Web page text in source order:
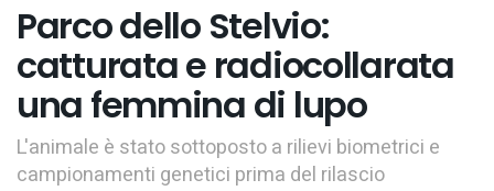
Parco dello Stelvio:
catturata e radiocollarata
una femmina di lupo
L'animale è stato sottoposto a rilievi biometrici e
campionamenti genetici prima del rilascio